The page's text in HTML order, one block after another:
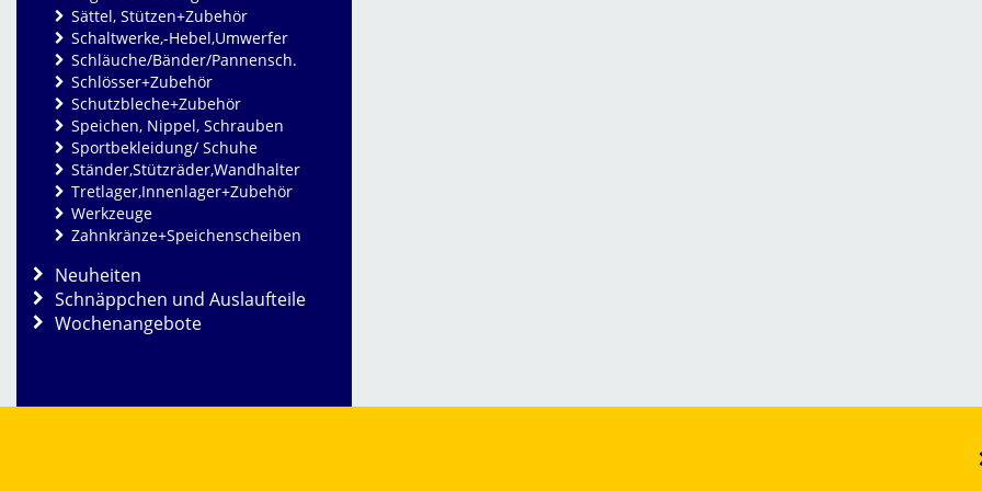
Sättel, Stützen+Zubehör
Schaltwerke,-Hebel,Umwerfer
Schläuche/Bänder/Pannensch.
Schlösser+Zubehör
Schutzbleche+Zubehör
Speichen, Nippel, Schrauben
Sportbekleidung/ Schuhe
Ständer,Stützräder,Wandhalter
Tretlager,Innenlager+Zubehör
Werkzeuge
Zahnkränze+Speichenscheiben
Neuheiten
Schnäppchen und Auslaufteile
Wochenangebote